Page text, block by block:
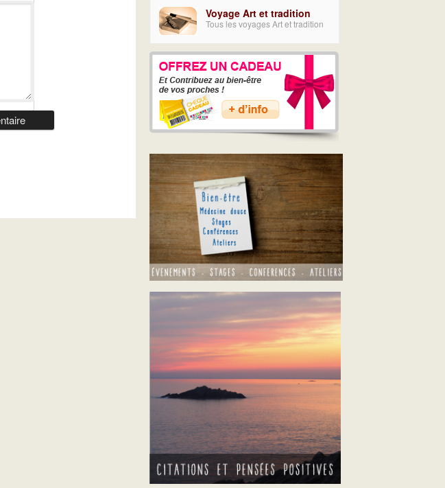
Voyage Art et tradition
Tous les voyages Art et tradition